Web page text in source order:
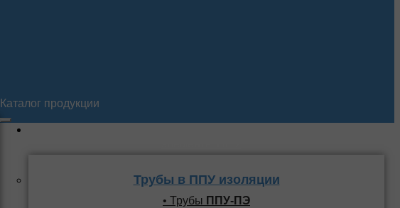
Каталог продукции
Трубы в ППУ изоляции
• Трубы ППУ-ПЭ